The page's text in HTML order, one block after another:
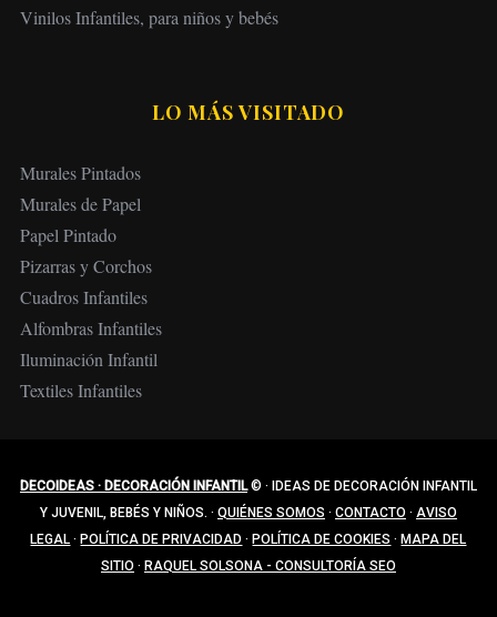
Vinilos Infantiles, para niños y bebés
LO MÁS VISITADO
Murales Pintados
Murales de Papel
Papel Pintado
Pizarras y Corchos
Cuadros Infantiles
Alfombras Infantiles
Iluminación Infantil
Textiles Infantiles
DECOIDEAS · DECORACIÓN INFANTIL© ·
IDEAS DE DECORACIÓN INFANTIL
Y JUVENIL, BEBÉS Y NIÑOS. · QUIÉNES SOMOS · CONTACTO · AVISO
LEGAL · POLÍTICA DE PRIVACIDAD · POLÍTICA DE COOKIES · MAPA DEL
SITIO · RAQUEL SOLSONA - CONSULTORÍA SEO